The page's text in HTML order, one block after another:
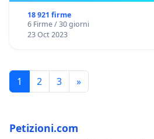
18 921 firme
6 Firme / 30 giorni
23 Oct 2023
1 2 3 »
Petizioni.com